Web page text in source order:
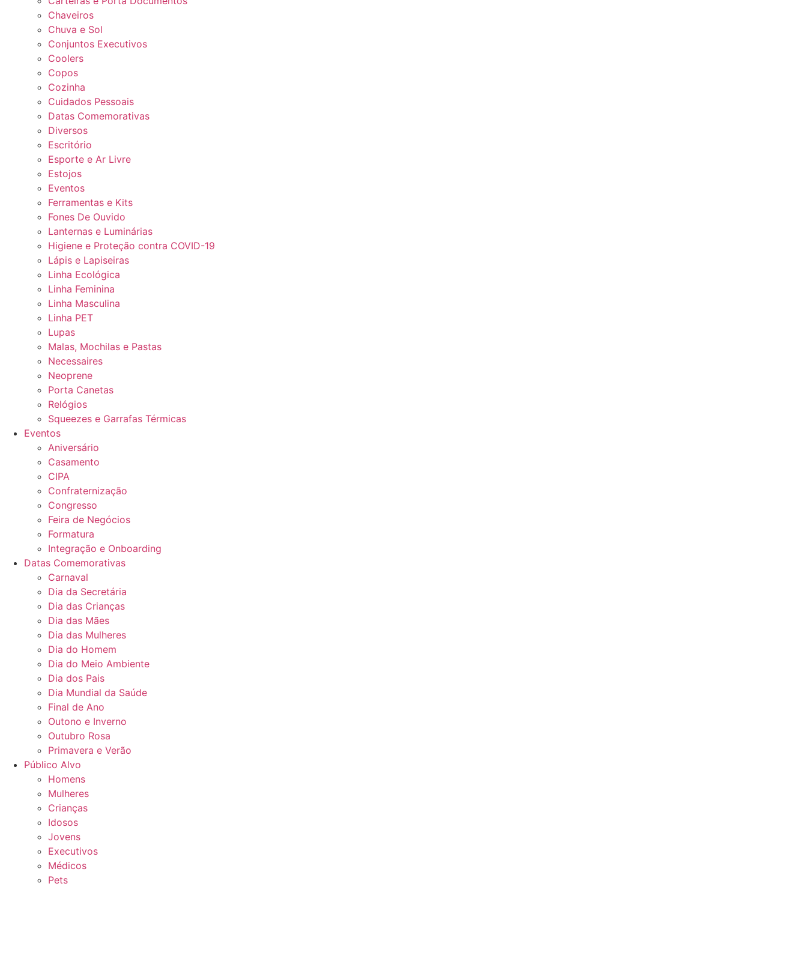
Chaveiros
Chuva e Sol
Conjuntos Executivos
Coolers
Copos
Cozinha
Cuidados Pessoais
Datas Comemorativas
Diversos
Escritório
Esporte e Ar Livre
Estojos
Eventos
Ferramentas e Kits
Fones De Ouvido
Lanternas e Luminárias
Higiene e Proteção contra COVID-19
Lápis e Lapiseiras
Linha Ecológica
Linha Feminina
Linha Masculina
Linha PET
Lupas
Malas, Mochilas e Pastas
Necessaires
Neoprene
Porta Canetas
Relógios
Squeezes e Garrafas Térmicas
Eventos
Aniversário
Casamento
CIPA
Confraternização
Congresso
Feira de Negócios
Formatura
Integração e Onboarding
Datas Comemorativas
Carnaval
Dia da Secretária
Dia das Crianças
Dia das Mães
Dia das Mulheres
Dia do Homem
Dia do Meio Ambiente
Dia dos Pais
Dia Mundial da Saúde
Final de Ano
Outono e Inverno
Outubro Rosa
Primavera e Verão
Público Alvo
Homens
Mulheres
Crianças
Idosos
Jovens
Executivos
Médicos
Pets